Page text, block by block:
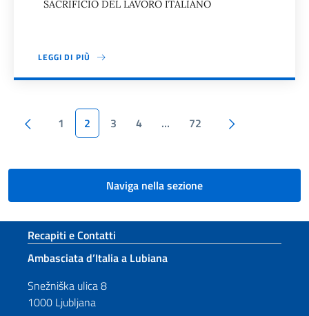
SACRIFICIO DEL LAVORO ITALIANO
LEGGI DI PIÙ
Paginazione
Pagina precedente
1 2 3 4 … 72
Naviga nella sezione
Sezione footer
Recapiti e Contatti
Ambasciata d’Italia a Lubiana
Snežniška ulica 8
1000 Ljubljana